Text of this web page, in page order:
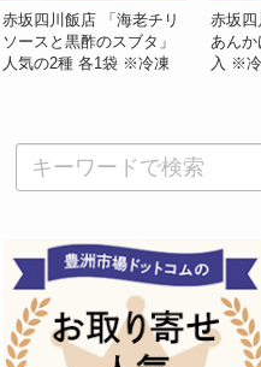
赤坂四川飯店 「海老チリ
ソースと黒酢のスブタ」
人気の2種 各1袋 ※冷凍
赤坂四
あん
入 ※